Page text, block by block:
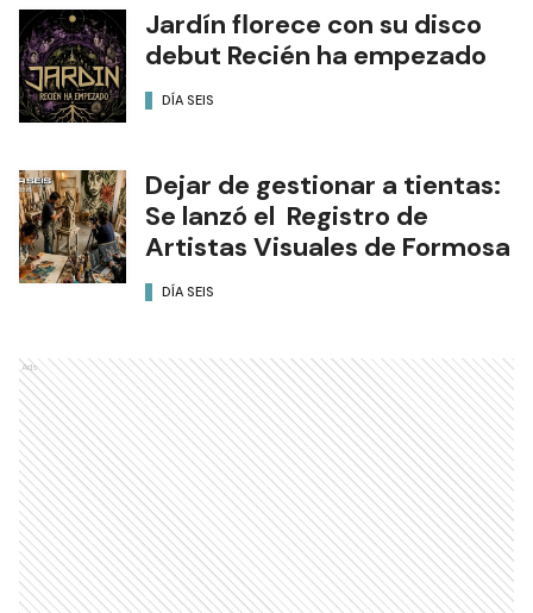
Jardín florece con su disco
debut Recién ha empezado
DÍA SEIS
Dejar de gestionar a tientas:
Se lanzó el Registro de
Artistas Visuales de Formosa
DÍA SEIS
Ads